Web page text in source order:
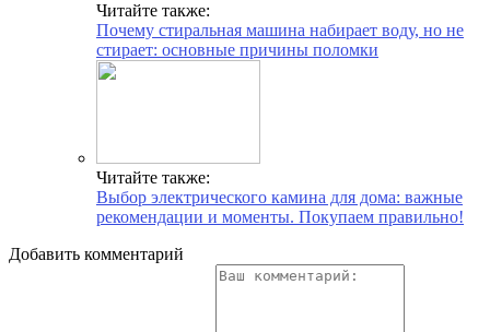
Читайте также:
Почему стиральная машина набирает воду, но не
стирает: основные причины поломки
Читайте также:
Выбор электрического камина для дома: важные
рекомендации и моменты. Покупаем правильно!
Добавить комментарий